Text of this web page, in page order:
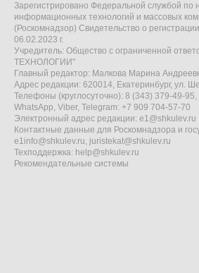
Зарегистрировано Федеральной службой по
информационных технологий и массовых
(Роскомнадзор) Свидетельство о
06.02.2023 г.
Учредитель: Общество с ограниченной
ТЕХНОЛОГИИ"
Главный редактор: Малкова Марина
Адрес редакции: 620014, Екатеринбург, ул.
Телефоны (круглосуточно): 8 (343) 379-49-
WhatsApp, Viber, Telegram: +7 909 704-57-70
Электронный адрес редакции: e1@shkulev.ru
Контактные данные для Роскомнадзора и
e1info@shkulev.ru, juristekat@shkulev.ru
Техподдержка: help@shkulev.ru
Рекомендательные системы